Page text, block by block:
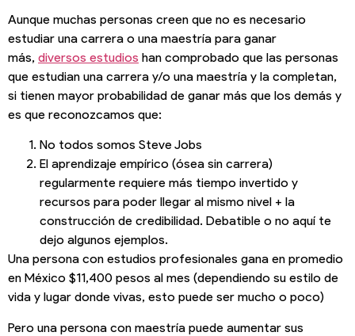
Aunque muchas personas creen que no es necesario
estudiar una carrera o una maestría para ganar
más, diversos estudios han comprobado que las personas
que estudian una carrera y/o una maestría y la completan,
si tienen mayor probabilidad de ganar más que los demás y
es que reconozcamos que:
No todos somos Steve Jobs
El aprendizaje empírico (ósea sin carrera)
regularmente requiere más tiempo invertido y
recursos para poder llegar al mismo nivel + la
construcción de credibilidad. Debatible o no aquí te
dejo algunos ejemplos.
Una persona con estudios profesionales gana en promedio
en México $11,400 pesos al mes (dependiendo su estilo de
vida y lugar donde vivas, esto puede ser mucho o poco)
Pero una persona con maestría puede aumentar sus